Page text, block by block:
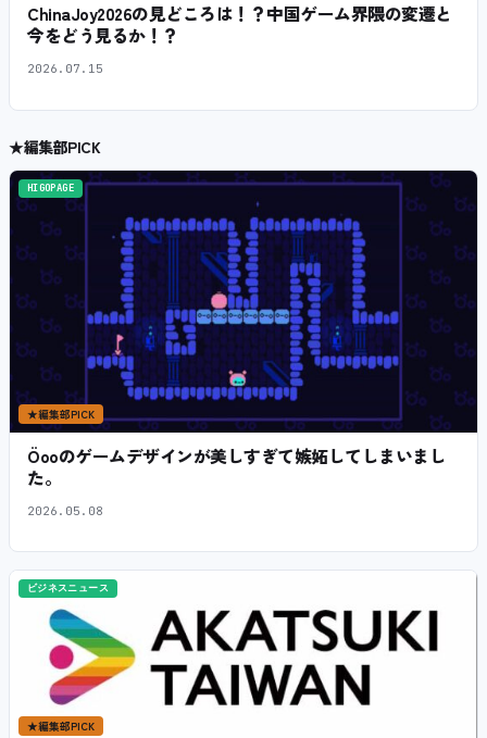
ChinaJoy2026の見どころは！？中国ゲーム界隈の変遷と
今をどう見るか！？
2026.07.15
★編集部PICK
HIGOPAGE
★編集部PICK
Öooのゲームデザインが美しすぎて嫉妬してしまいまし
た。
2026.05.08
ビジネスニュース
★編集部PICK